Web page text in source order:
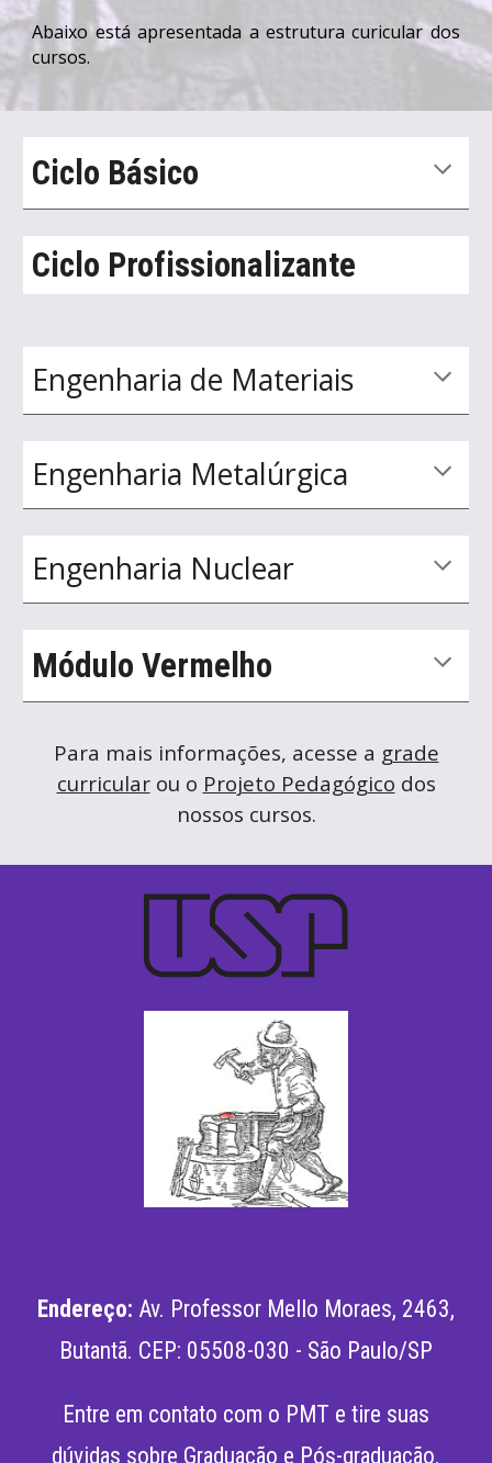
Abaixo está apresentada a estrutura curicular dos
cursos.
Ciclo Básico
Ciclo Profissionalizante
Engenharia de Materiais
Engenharia Metalúrgica
Engenharia Nuclear
Módulo Vermelho
Para mais informações, acesse a grade
curricularou o Projeto Pedagógico dos
nossos cursos.
Endereço: Av. Professor Mello Moraes, 2463,
Butantã. CEP: 05508-030 - São Paulo/SP
Entre em contato com o PMT e tire suas
dúvidas sobre Graduação e Pós-graduação.